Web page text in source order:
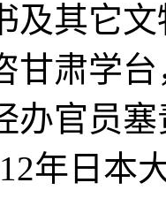
及其它
甘肃学
办官员
年日本